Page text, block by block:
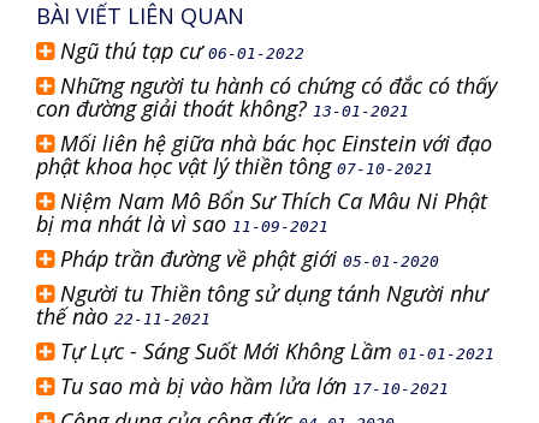
BÀI VIẾT LIÊN QUAN
Ngũ thú tạp cư 06-01-2022
Những người tu hành có chứng có đắc có thấy
con đường giải thoát không? 13-01-2021
Mối liên hệ giữa nhà bác học Einstein với đạo
phật khoa học vật lý thiền tông 07-10-2021
Niệm Nam Mô Bổn Sư Thích Ca Mâu Ni Phật
bị ma nhát là vì sao 11-09-2021
Pháp trần đường về phật giới 05-01-2020
Người tu Thiền tông sử dụng tánh Người như
thế nào 22-11-2021
Tự Lực - Sáng Suốt Mới Không Lầm 01-01-2021
Tu sao mà bị vào hầm lửa lớn 17-10-2021